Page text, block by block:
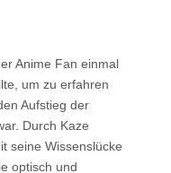
Anime Fan einmal
um zu erfahren
Aufstieg der
Durch Kaze
seine Wissenslücke
optisch und